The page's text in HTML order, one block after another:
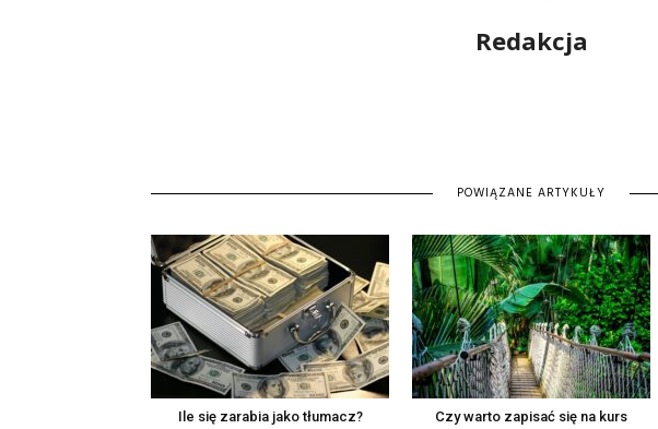
Redakcja
POWIĄZANE ARTYKUŁY
Ile się zarabia jako tłumacz?
Czy warto zapisać się na kurs